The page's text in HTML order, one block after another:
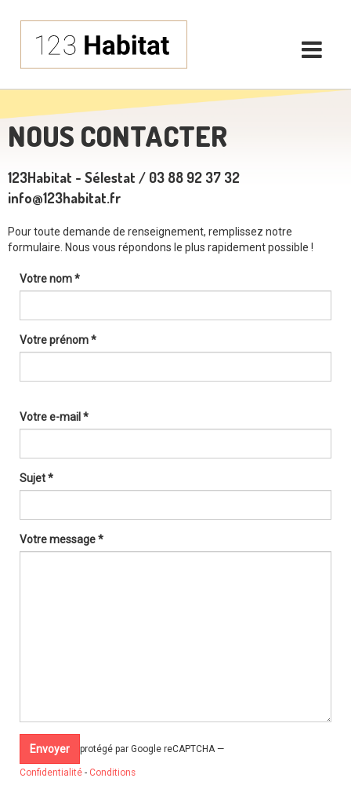
NOUS CONTACTER
123Habitat - Sélestat / 03 88 92 37 32
info@123habitat.fr
Pour toute demande de renseignement, remplissez notre
formulaire. Nous vous répondons le plus rapidement possible !
Votre nom *
Votre prénom *
Votre e-mail *
Sujet *
Votre message *
protégé par Google reCAPTCHA —
Confidentialité - Conditions